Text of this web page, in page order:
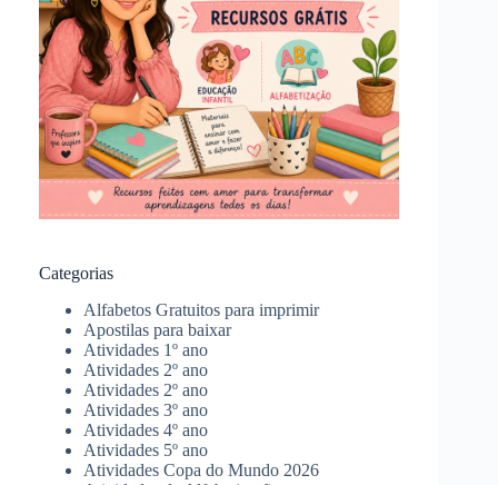
Categorias
Alfabetos Gratuitos para imprimir
Apostilas para baixar
Atividades 1º ano
Atividades 2º ano
Atividades 2º ano
Atividades 3º ano
Atividades 4º ano
Atividades 5º ano
Atividades Copa do Mundo 2026